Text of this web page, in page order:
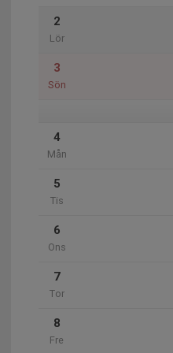
2
Lör
3
Sön
4
Mån
5
Tis
6
Ons
7
Tor
8
Fre